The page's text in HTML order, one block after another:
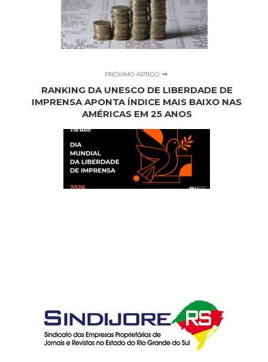
PRÓXIMO ARTIGO
RANKING DA UNESCO DE LIBERDADE DE
IMPRENSA APONTA ÍNDICE MAIS BAIXO NAS
AMÉRICAS EM 25 ANOS